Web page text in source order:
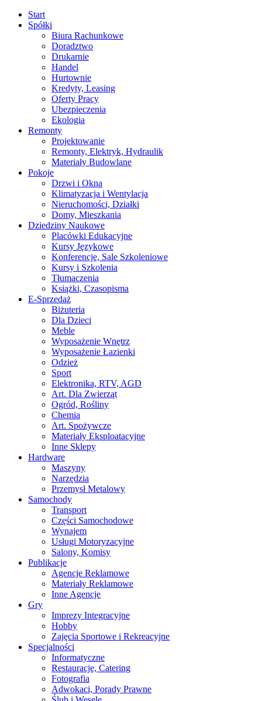
Start
Spółki
Biura Rachunkowe
Doradztwo
Drukarnie
Handel
Hurtownie
Kredyty, Leasing
Oferty Pracy
Ubezpieczenia
Ekologia
Remonty
Projektowanie
Remonty, Elektryk, Hydraulik
Materiały Budowlane
Pokoje
Drzwi i Okna
Klimatyzacja i Wentylacja
Nieruchomości, Działki
Domy, Mieszkania
Dziedziny Naukowe
Placówki Edukacyjne
Kursy Językowe
Konferencje, Sale Szkoleniowe
Kursy i Szkolenia
Tłumaczenia
Książki, Czasopisma
E-Sprzedaż
Biżuteria
Dla Dzieci
Meble
Wyposażenie Wnętrz
Wyposażenie Łazienki
Odzież
Sport
Elektronika, RTV, AGD
Art. Dla Zwierząt
Ogród, Rośliny
Chemia
Art. Spożywcze
Materiały Eksploatacyjne
Inne Sklepy
Hardware
Maszyny
Narzędzia
Przemysł Metalowy
Samochody
Transport
Części Samochodowe
Wynajem
Usługi Motoryzacyjne
Salony, Komisy
Publikacje
Agencje Reklamowe
Materiały Reklamowe
Inne Agencje
Gry
Imprezy Integracyjne
Hobby
Zajęcia Sportowe i Rekreacyjne
Specjalności
Informatyczne
Restauracje, Catering
Fotografia
Adwokaci, Porady Prawne